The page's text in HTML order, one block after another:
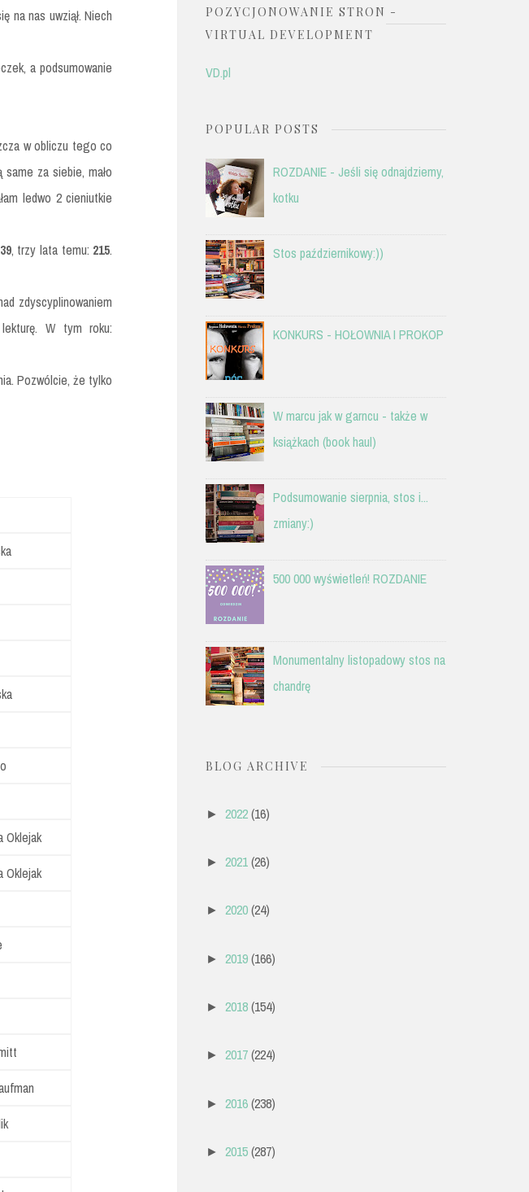
na nas uwziął. Niech
a podsumowanie
w obliczu tego co
same za siebie, mało
ledwo 2 cieniutkie
, trzy lata temu: 215.
zdyscyplinowaniem
W tym roku:
Pozwólcie, że tylko
Oklejak
Oklejak
POZYCJONOWANIE STRON -
VIRTUAL DEVELOPMENT
VD.pl
POPULAR POSTS
ROZDANIE - Jeśli się odnajdziemy,
kotku
Stos październikowy:))
KONKURS - HOŁOWNIA I PROKOP
W marcu jak w garncu - także w
książkach (book haul)
Podsumowanie sierpnia, stos i...
zmiany:)
500 000 wyświetleń! ROZDANIE
Monumentalny listopadowy stos na
chandrę
BLOG ARCHIVE
► 2022 (16)
► 2021 (26)
► 2020 (24)
► 2019 (166)
► 2018 (154)
► 2017 (224)
► 2016 (238)
► 2015 (287)